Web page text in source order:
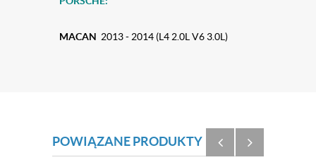
MACAN 2013 - 2014 (L4 2.0L V6 3.0L)
POWIĄZANE PRODUKTY